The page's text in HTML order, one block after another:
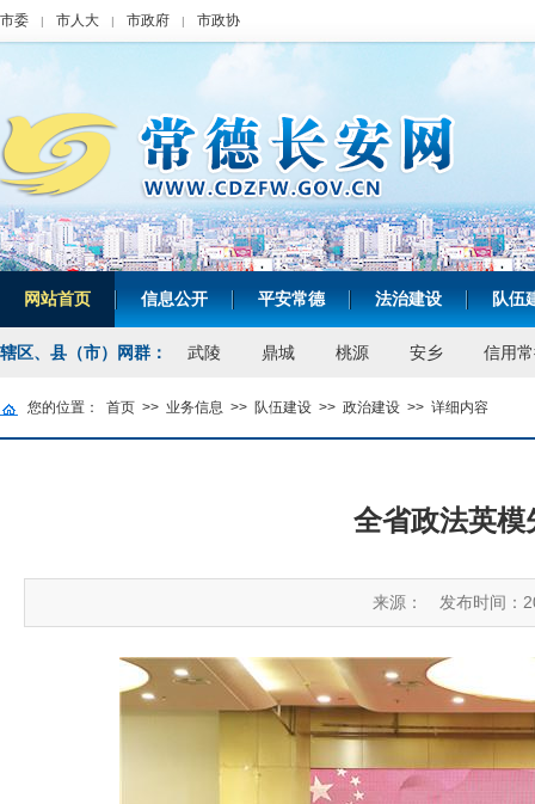
市委 | 市人大 | 市政府 | 市政协
网站首页 | 信息公开 | 平安常德 | 法治建设 | 队伍
辖区、县（市）网群： 武陵 鼎城 桃源 安乡 信用
您的位置： 首页 >> 业务信息 >> 队伍建设 >> 政治建设 >> 详细内容
全省政法英模
来源： 发布时间：